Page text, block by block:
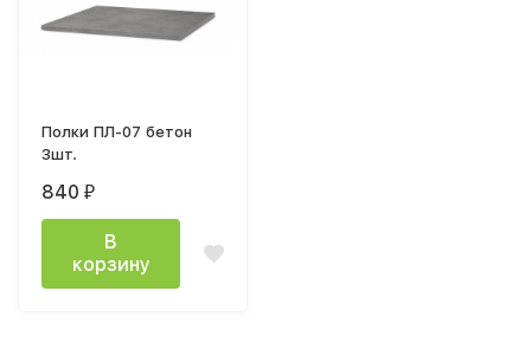
Полки ПЛ-07 бетон
3шт.
840 ₽
В
корзину